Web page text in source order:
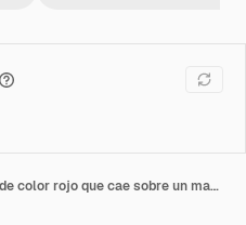
Gráfico de barras animado de color rojo que cae sobre un mapamundi y destaca la crisis económica con indicadores de flechas que caen.